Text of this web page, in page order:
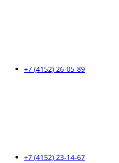
+7 (4152) 26-05-89
+7 (4152) 23-14-67